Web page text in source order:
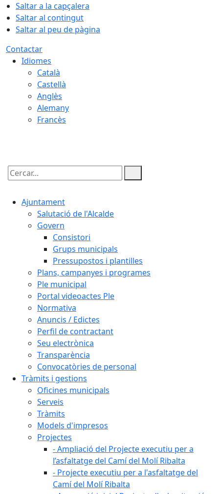
Saltar a la capçalera
Saltar al contingut
Saltar al peu de pàgina
Contactar
Idiomes
Català
Castellà
Anglès
Alemany
Francès
Cercar:
Ajuntament
Salutació de l'Alcalde
Govern
Consistori
Grups municipals
Pressupostos i plantilles
Plans, campanyes i programes
Ple municipal
Portal videoactes Ple
Normativa
Anuncis / Edictes
Perfil de contractant
Seu electrònica
Transparència
Convocatòries de personal
Tràmits i gestions
Oficines municipals
Serveis
Tràmits
Models d'impresos
Projectes
- Ampliació del Projecte executiu per a
l’asfaltatge del Camí del Molí Ribalta
- Projecte executiu per a l'asfaltatge del
Camí del Molí Ribalta